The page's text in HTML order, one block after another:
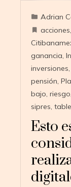
Adrian
acciones,
ganancia,
inversiones,
pensión,
bajo, riesgo,
sipres,
Esto